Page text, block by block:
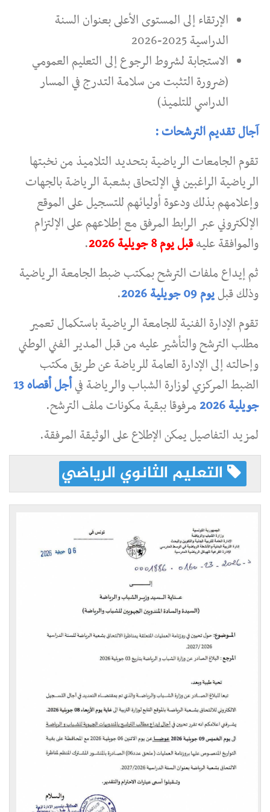
الإرتقاء إلى المستوى الأعلى بعنوان السنة
الدراسية 2025-2026
الاستجابة لشروط الرجوع إلى التعليم العمومي
(ضرورة التثبت من سلامة التدرج في المسار
الدراسي للتلميذ)
آجال تقديم الترشحات :
تقوم الجامعات الرياضية بتحديد التلاميذ من نخبتها
الرياضية الراغبين في الإلتحاق بشعبة الرياضة بالجهات
وإعلامهم بذلك ودعوة أوليائهم للتسجيل على الموقع
الإلكتروني عبر الرابط المرفق مع إطلاعهم على الإلتزام
والموافقة عليهقبل يوم 8 جويلية 2026
.
ثم إيداع ملفات الترشح بمكتب ضبط الجامعة الرياضية
وذلك قبليوم 09 جويلية 2026
.
تقوم الإدارة الفنية للجامعة الرياضية باستكمال تعمير
مطلب الترشح والتأشير عليه من قبل المدير الفني الوطني
وإحالته إلى الإدارة العامة للرياضة عن طريق مكتب
الضبط المركزي لوزارة الشباب والرياضة في
أجل أقصاه 13
جويلية 2026
مرفوقا ببقية مكونات ملف الترشح.
لمزيد التفاصيل يمكن الإطلاع على الوثيقة المرفقة.
التعليم الثانوي الرياضي